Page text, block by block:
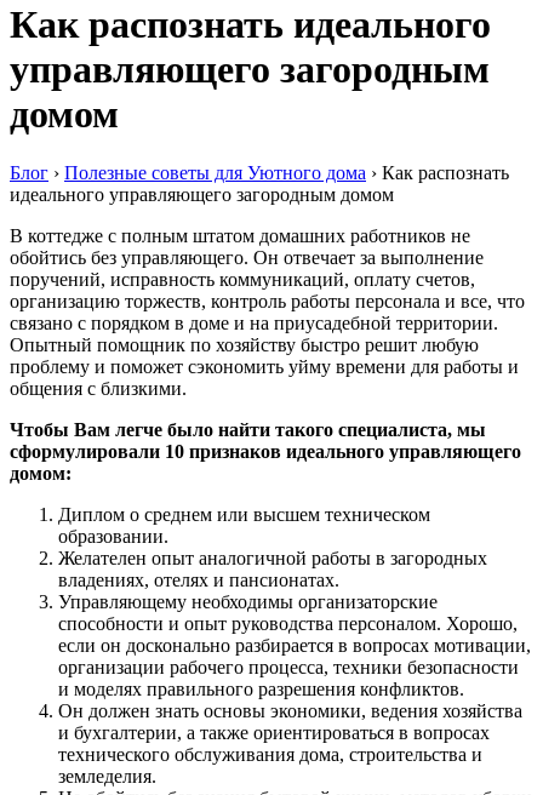
Как распознать идеального
управляющего загородным
домом
Блог › Полезные советы для Уютного дома › Как распознать
идеального управляющего загородным домом
В коттедже с полным штатом домашних работников не
обойтись без управляющего. Он отвечает за выполнение
поручений, исправность коммуникаций, оплату счетов,
организацию торжеств, контроль работы персонала и все, что
связано с порядком в доме и на приусадебной территории.
Опытный помощник по хозяйству быстро решит любую
проблему и поможет сэкономить уйму времени для работы и
общения с близкими.
Чтобы Вам легче было найти такого специалиста, мы
сформулировали 10 признаков идеального управляющего
домом:
Диплом о среднем или высшем техническом
образовании.
Желателен опыт аналогичной работы в загородных
владениях, отелях и пансионатах.
Управляющему необходимы организаторские
способности и опыт руководства персоналом. Хорошо,
если он досконально разбирается в вопросах мотивации,
организации рабочего процесса, техники безопасности
и моделях правильного разрешения конфликтов.
Он должен знать основы экономики, ведения хозяйства
и бухгалтерии, а также ориентироваться в вопросах
технического обслуживания дома, строительства и
земледелия.